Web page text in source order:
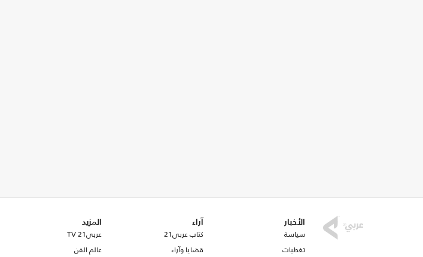
الأخبار
سياسة
تغطيات
آراء
كتاب عربي21
قضايا وآراء
المزيد
عربي21 TV
عالم الفن